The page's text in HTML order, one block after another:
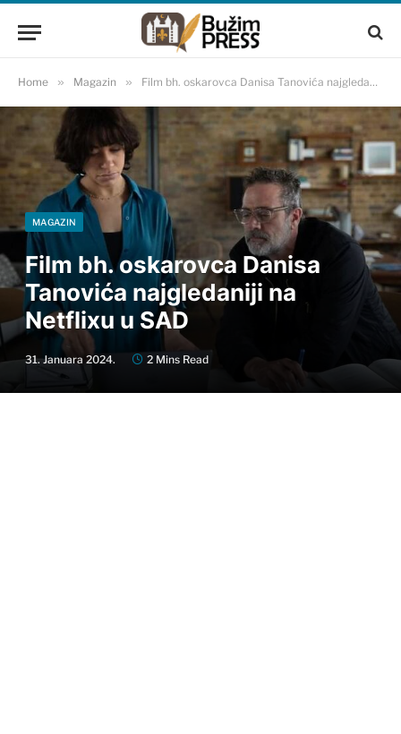
Home » Magazin » Film bh. oskarovca Danisa Tanovića najgledaniji na Netflixu u SAD
MAGAZIN
Film bh. oskarovca Danisa
Tanovića najgledaniji na
Netflixu u SAD
31. Januara 2024. 2 Mins Read